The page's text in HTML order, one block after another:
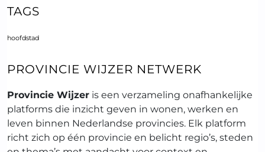
TAGS
hoofdstad
PROVINCIE WIJZER NETWERK
Provincie Wijzer is een verzameling onafhankelijke
platforms die inzicht geven in wonen, werken en
leven binnen Nederlandse provincies. Elk platform
richt zich op één provincie en belicht regio’s, steden